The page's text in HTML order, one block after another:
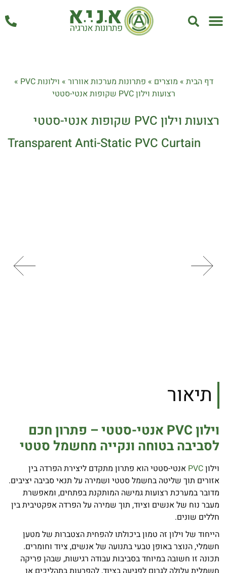
דף הבית » מוצרים » פתרונות מערכות אוורור » וילונות PVC
»
רצועות וילון PVC שקופות אנטי-סטטי
רצועות וילון PVC שקופות אנטי-סטטי
Transparent Anti-Static PVC Curtain
תיאור
וילון
אנטי-סטטי – פתרון חכם
לסביבה בטוחה ונקייה מחשמל סטטי
וילוןPVC אנטי-סטטי הוא פתרון מתקדם ליצירת הפרדה בין
אזורים תוך שליטה בחשמל סטטי ושמירה על תנאי סביבה יציבים.
מדובר במערכת רצועות גמישה המותקנת בפתחים, ומאפשרת
מעבר נוח של אנשים וציוד, תוך שמירה על הפרדה אפקטיבית בין
חללים שונים.
הייחוד של וילון זה טמון ביכולתו להפחית הצטברות של מטען
חשמלי, הנוצר באופן טבעי בתנועה של אנשים, ציוד וחומרים.
תכונה זו חשובה במיוחד בסביבות עבודה רגישות, שבהן פריקה